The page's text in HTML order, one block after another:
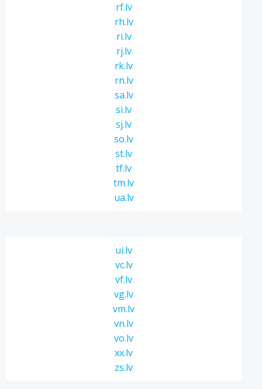
rf.lv
rh.lv
ri.lv
rj.lv
rk.lv
rn.lv
sa.lv
si.lv
sj.lv
so.lv
st.lv
tf.lv
tm.lv
ua.lv
ui.lv
vc.lv
vf.lv
vg.lv
vm.lv
vn.lv
vo.lv
xx.lv
zs.lv